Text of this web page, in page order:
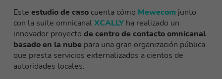
Este estudio de caso cuenta cómo Mewecom junto
con la suite omnicanal XCALLY ha realizado un
innovador proyecto de centro de contacto omnicanal
basado en la nube para una gran organización pública
que presta servicios externalizados a cientos de
autoridades locales.